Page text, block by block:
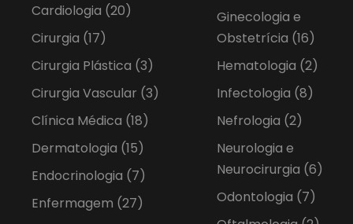
Cardiologia (20)
Cirurgia (17)
Cirurgia Plástica (3)
Cirurgia Vascular (3)
Clínica Médica (18)
Dermatologia (15)
Endocrinologia (7)
Enfermagem (27)
Ginecologia e
Obstetrícia (16)
Hematologia (2)
Infectologia (8)
Nefrologia (2)
Neurologia e
Neurocirurgia (6)
Odontologia (7)